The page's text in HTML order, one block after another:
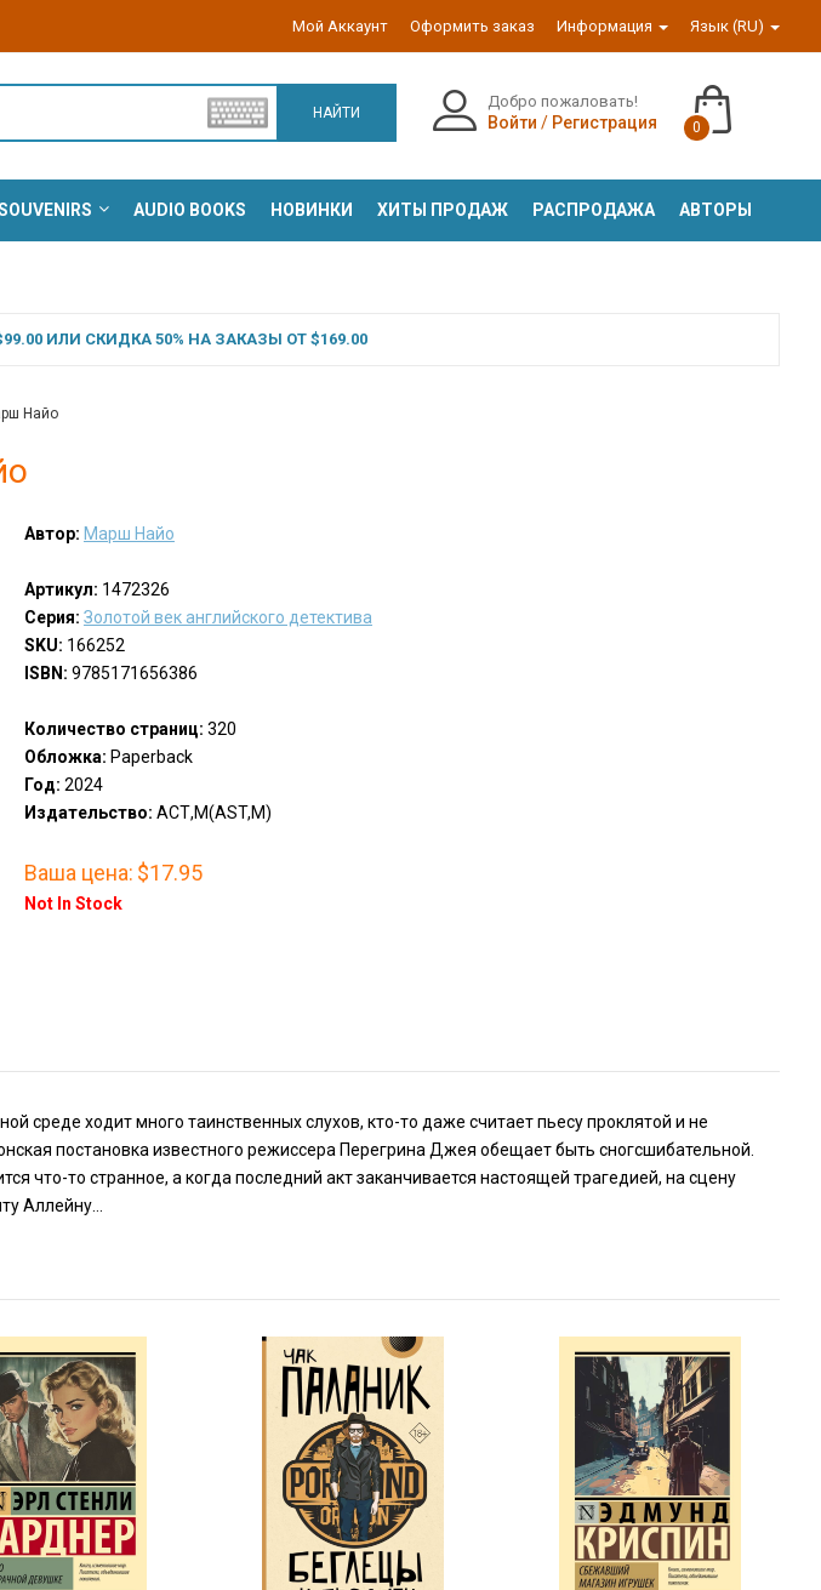
Мой Аккаунт Оформить заказ Информация Язык (RU)
НАЙТИ
Добро пожаловать!
Войти / Регистрация 0
AUDIO BOOKS НОВИНКИ ХИТЫ ПРОДАЖ РАСПРОДАЖА АВТОРЫ
ИЛИ СКИДКА 50% НА ЗАКАЗЫ ОТ $169.00
Найо
Автор: Марш Найо
Артикул: 1472326
Серия: Золотой век английского детектива
SKU: 166252
ISBN: 9785171656386
Количество страниц: 320
Обложка: Paperback
Год: 2024
Издательство: АСТ,М(AST,M)
Ваша цена: $17.95
Not In Stock
среде ходит много таинственных слухов, кто-то даже считает пьесу проклятой и не
постановка известного режиссера Перегрина Джея обещает быть сногсшибательной.
что-то странное, а когда последний акт заканчивается настоящей трагедией, на сцену
Аллейну…